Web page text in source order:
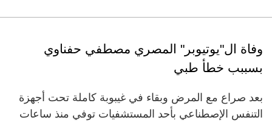
وفاة ال"يوتيوبر" المصري مصطفي حفناوي
بسببب خطأ طبي
بعد صراع مع المرض وبقاء في غيبوبة كاملة تحت أجهزة
التنفس الإصطناعي بأحد المستشفيات توفي منذ ساعات